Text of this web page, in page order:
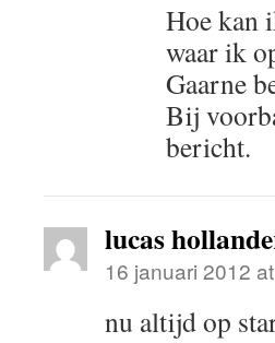
Hoe kan
waar ik
Gaarne
Bij
bericht.
lucas
16 januari 2012
nu altijd op